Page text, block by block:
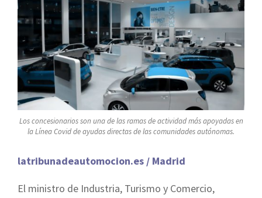
Los concesionarios son una de las ramas de actividad más apoyadas en
la Línea Covid de ayudas directas de las comunidades autónomas.
latribunadeautomocion.es / Madrid
El ministro de Industria, Turismo y Comercio,